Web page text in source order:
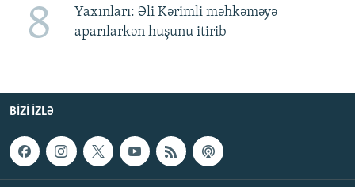
8
Yaxınları: Əli Kərimli məhkəməyə
aparılarkən huşunu itirib
BIZI IZLƏ